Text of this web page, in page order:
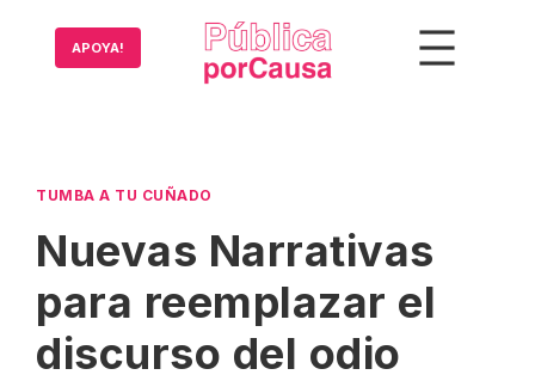
APOYA!
TUMBA A TU CUÑADO
Nuevas Narrativas
para reemplazar el
discurso del odio